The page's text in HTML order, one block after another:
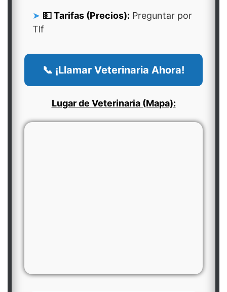
💵 Tarifas (Precios): Preguntar por
Tlf
📞 ¡Llamar Veterinaria Ahora!
Lugar de Veterinaria (Mapa):